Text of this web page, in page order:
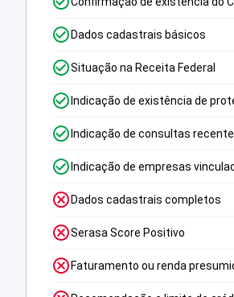
Dados cadastrais básicos
Situação na Receita Federal
Indicação de existência de
Indicação de consultas
Indicação de empresas
Dados cadastrais completos
Serasa Score Positivo
Faturamento ou renda